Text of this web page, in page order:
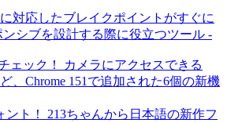
対応したブレイクポイントがすぐに
シブを設計する際に役立つツール -
ェック！ カメラにアクセスできる
、Chrome 151で追加された6個の新機
ント！ 213ちゃんから日本語の新作フ